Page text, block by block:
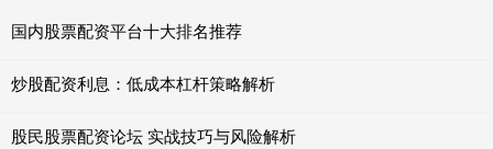
国内股票配资平台十大排名推荐
炒股配资利息：低成本杠杆策略解析
股民股票配资论坛 实战技巧与风险解析